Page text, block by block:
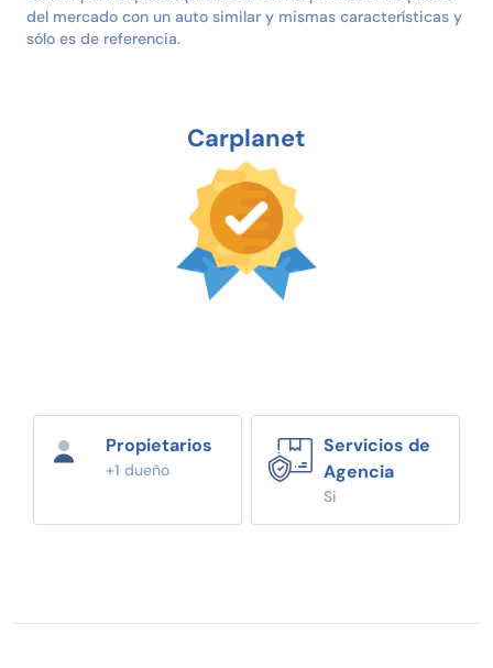
del mercado con un auto similar y mismas características y
sólo es de referencia.
Carplanet
Propietarios
+1 dueño
Servicios de
Agencia
Si